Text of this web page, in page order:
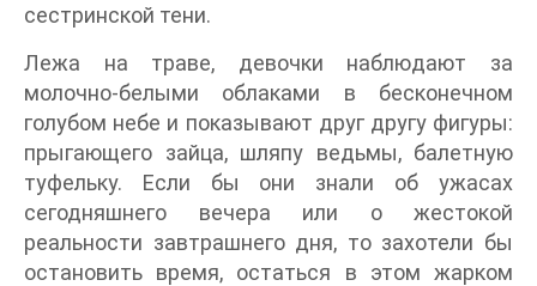
сестринской тени.
Лежа на траве, девочки наблюдают за
молочно-белыми облаками в бесконечном
голубом небе и показывают друг другу фигуры:
прыгающего зайца, шляпу ведьмы, балетную
туфельку. Если бы они знали об ужасах
сегодняшнего вечера или о жестокой
реальности завтрашнего дня, то захотели бы
остановить время, остаться в этом жарком